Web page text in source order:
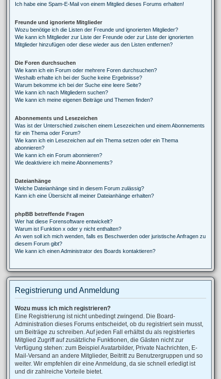
Ich habe eine Spam-E-Mail von einem Mitglied dieses Forums erhalten!
Freunde und ignorierte Mitglieder
Wozu benötige ich die Listen der Freunde und ignorierten Mitglieder?
Wie kann ich Mitglieder zur Liste der Freunde oder zur Liste der ignorierten
Mitglieder hinzufügen oder diese wieder aus den Listen entfernen?
Die Foren durchsuchen
Wie kann ich ein Forum oder mehrere Foren durchsuchen?
Weshalb erhalte ich bei der Suche keine Ergebnisse?
Warum bekomme ich bei der Suche eine leere Seite?
Wie kann ich nach Mitgliedern suchen?
Wie kann ich meine eigenen Beiträge und Themen finden?
Abonnements und Lesezeichen
Was ist der Unterschied zwischen einem Lesezeichen und einem Abonnements
für ein Thema oder Forum?
Wie kann ich ein Lesezeichen auf ein Thema setzen oder ein Thema
abonnieren?
Wie kann ich ein Forum abonnieren?
Wie deaktiviere ich meine Abonnements?
Dateianhänge
Welche Dateianhänge sind in diesem Forum zulässig?
Kann ich eine Übersicht all meiner Dateianhänge erhalten?
phpBB betreffende Fragen
Wer hat diese Forensoftware entwickelt?
Warum ist Funktion x oder y nicht enthalten?
An wen soll ich mich wenden, falls es Beschwerden oder juristische Anfragen zu
diesem Forum gibt?
Wie kann ich einen Administrator des Boards kontaktieren?
Registrierung und Anmeldung
Wozu muss ich mich registrieren?
Eine Registrierung ist nicht unbedingt zwingend. Die Board-
Administration dieses Forums entscheidet, ob du registriert sein musst,
um Beiträge zu schreiben. Auf jeden Fall erhältst du als registriertes
Mitglied Zugriff auf zusätzliche Funktionen, die Gästen nicht zur
Verfügung stehen: zum Beispiel Avatarbilder, Private Nachrichten, E-
Mail-Versand an andere Mitglieder, Beitritt zu Benutzergruppen und so
weiter. Wir empfehlen dir eine Anmeldung, da sie schnell erledigt ist
und dir zahlreiche Vorteile bietet.